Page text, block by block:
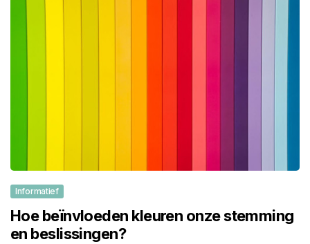
Informatief
Hoe beïnvloeden kleuren onze stemming
en beslissingen?